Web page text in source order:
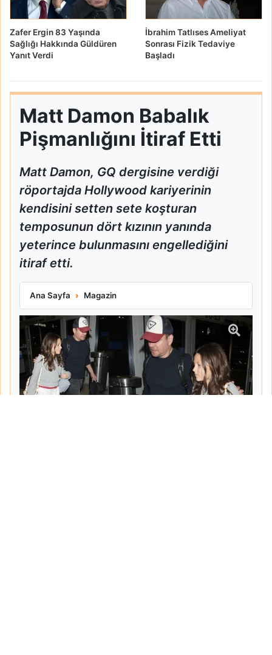
Zafer Ergin 83 Yaşında
Sağlığı Hakkında Güldüren
Yanıt Verdi
İbrahim Tatlıses Ameliyat
Sonrası Fizik Tedaviye
Başladı
Matt Damon Babalık
Pişmanlığını İtiraf Etti
Matt Damon, GQ dergisine verdiği
röportajda Hollywood kariyerinin
kendisini setten sete koşturan
temposunun dört kızının yanında
yeterince bulunmasını engellediğini
itiraf etti.
Ana Sayfa Magazin
Matt Damon Babalık Pişmanlığını İtiraf Etti